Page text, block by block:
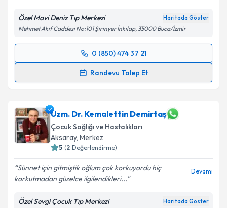
Özel Mavi Deniz Tıp Merkezi Haritada Göster
Mehmet Akif Caddesi No:101 Şirinyer İnkılap, 35000 Buca/İzmir
0 (850) 474 37 21
Randevu Talep Et
Randevu Takvimi Talebi
almanız için bir takvim hazırlandığında e-posta ile
bilgilendireceğiz.
E-posta Adresiniz
Metni'ni okudum ve kişisel verilerimin belirtilen
Uzm. Dr. Kemalettin Demirtaş
Çocuk Sağlığı ve Hastalıkları
Aksaray, Merkez
5 (2 Değerlendirme)
Sünnet için gitmiştik oğlum çok korkuyordu hiç
korkutmadan güzelce ilgilendikleri...
Devamı
Özel Sevgi Çocuk Tıp Merkezi Haritada Göster